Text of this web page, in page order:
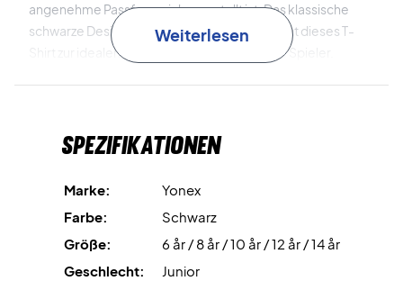
angenehme Passform sichergestellt ist. Das klassische
schwarze Design mit sportlichen Details macht dieses T-
Shirt zur idealen Wahl für ambitionierte junge Spieler.
Spielmomenten trocken und komfortabel bleibst.
Trainiere und spiele mit Komfort – bestelle dein Yonex
Farbe: Schwarz und Pink.
Material: 100 % Polyester.
Weiterlesen
Spezifikationen
Marke:
Yonex
Farbe:
Schwarz
Größe:
6 år / 8 år / 10 år / 12 år / 14 år
Geschlecht:
Junior